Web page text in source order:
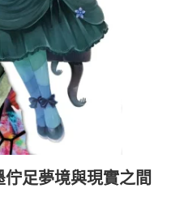
足夢境與現實之間